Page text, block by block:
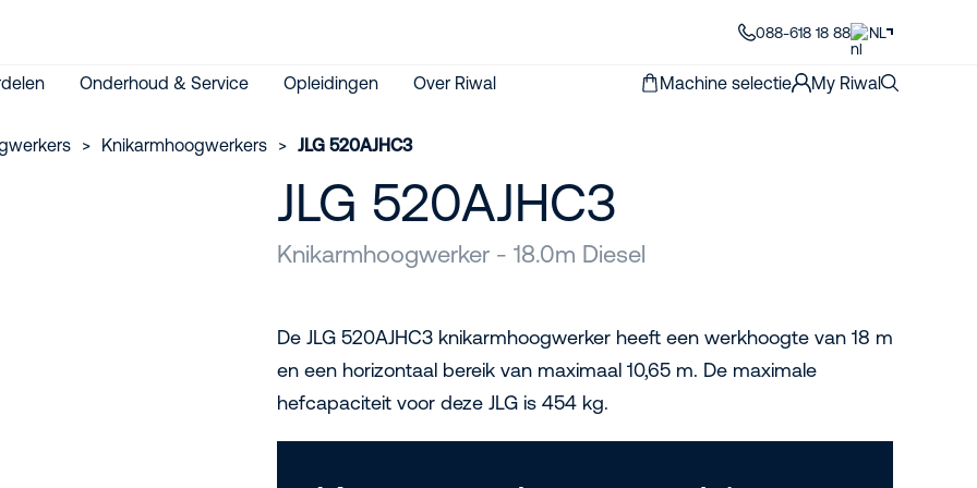
088-618 18 88 NL
Onderhoud & Service Opleidingen Over Riwal Machine selectie My Riwal
> Knikarmhoogwerkers > JLG 520AJHC3
JLG 520AJHC3
Knikarmhoogwerker - 18.0m Diesel
De JLG 520AJHC3 knikarmhoogwerker heeft een werkhoogte van 18 m
en een horizontaal bereik van maximaal 10,65 m. De maximale
hefcapaciteit voor deze JLG is 454 kg.